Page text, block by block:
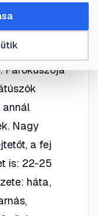
teste
egészen
és
Farokúszója
annál
Nagy
a fej
is: 22-25
háta,